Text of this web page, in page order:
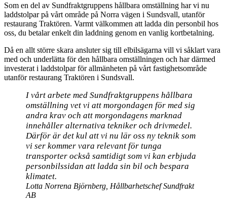
Som en del av Sundfraktgruppens hållbara omställning har vi nu
laddstolpar på vårt område på Norra vägen i Sundsvall, utanför
restaurang Traktören. Varmt välkommen att ladda din personbil hos
oss, du betalar enkelt din laddning genom en vanlig kortbetalning.
Då en allt större skara ansluter sig till elbilsägarna vill vi såklart vara
med och underlätta för den hållbara omställningen och har därmed
investerat i laddstolpar för allmänheten på vårt fastighetsområde
utanför restaurang Traktören i Sundsvall.
I vårt arbete med Sundfraktgruppens hållbara
omställning vet vi att morgondagen för med sig
andra krav och att morgondagens marknad
innehåller alternativa tekniker och drivmedel.
Därför är det kul att vi nu lär oss ny teknik som
vi ser kommer vara relevant för tunga
transporter också samtidigt som vi kan erbjuda
personbilssidan att ladda sin bil och bespara
klimatet.
Lotta Norrena Björnberg, Hållbarhetschef Sundfrakt
AB